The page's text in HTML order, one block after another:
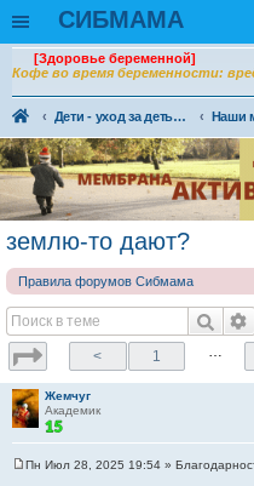
СИБМАМА
[Здоровье беременной]
Кофе во время беременности:
Дети - уход за детьми, питание и воспитание детей.
землю-то дают?
Правила форумов Сибмама
< 1 …
Жемчуг
Академик
Пн Июл 28, 2025 19:54 »